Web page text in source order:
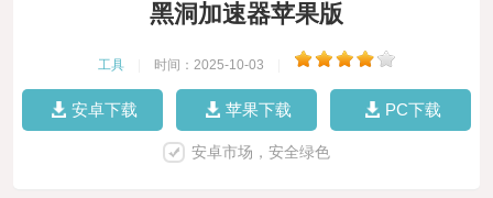
黑洞加速器苹果版
工具 时间：2025-10-03
安卓下载 苹果下载 PC下载
安卓市场，安全绿色